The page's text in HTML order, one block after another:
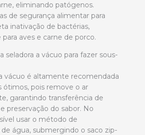
eliminando patógenos.
de segurança alimentar para
inativação de bactérias,
aves e carne de porco.
seladora a vácuo para fazer sous-
vácuo é altamente recomendada
ótimos, pois remove o ar
garantindo transferência de
preservação do sabor. No
usar o método de
água, submergindo o saco zip-